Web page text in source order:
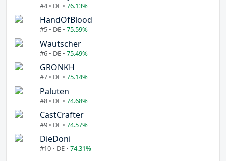
#4 • DE • 76.13%
HandOfBlood
#5 • DE • 75.59%
Wautscher
#6 • DE • 75.49%
GRONKH
#7 • DE • 75.14%
Paluten
#8 • DE • 74.68%
CastCrafter
#9 • DE • 74.57%
DieDoni
#10 • DE • 74.31%